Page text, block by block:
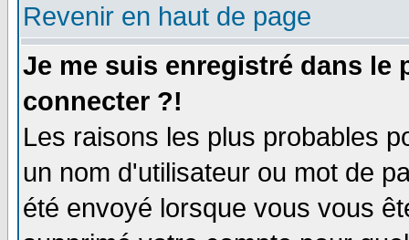
Revenir en haut de page
Je me suis enregistré dans le
connecter ?!
Les raisons les plus probables
un nom d'utilisateur ou mot de
été envoyé lorsque vous vous